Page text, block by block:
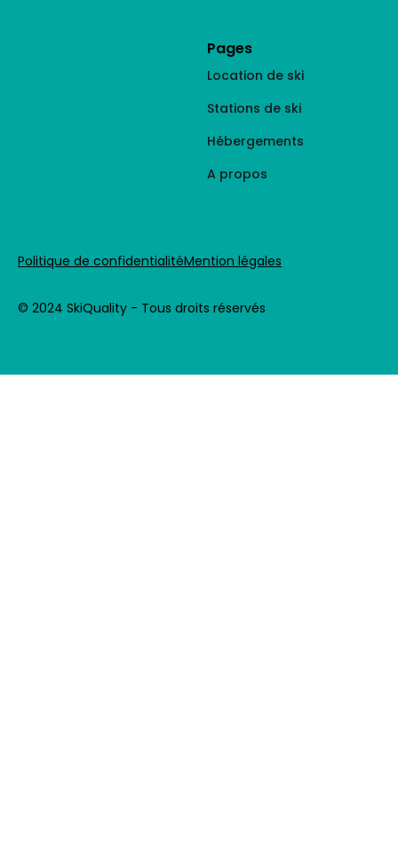
Pages
Location de ski
Stations de ski
Hébergements
A propos
© 2024 SkiQuality - Tous droits réservés
Politique de confidentialitéMention légales